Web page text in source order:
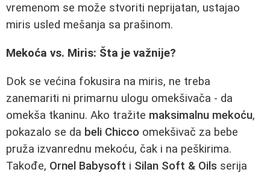
vremenom se može stvoriti neprijatan, ustajao
miris usled mešanja sa prašinom.
Mekoća vs. Miris: Šta je važnije?
Dok se većina fokusira na miris, ne treba
zanemariti ni primarnu ulogu omekšivača - da
omekša tkaninu. Ako tražite maksimalnu mekoću,
pokazalo se da beli Chicco omekšivač za bebe
pruža izvanrednu mekoću, čak i na peškirima.
Takođe, Ornel Babysoft i Silan Soft & Oils serija